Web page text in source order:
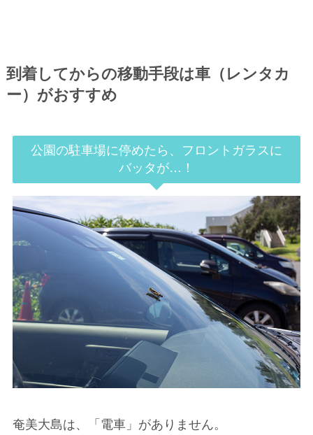
到着してからの移動手段は車（レンタカ
ー）がおすすめ
公園の駐車場に停めたら、フロントガラスに
バッタが…！
奄美大島は、「電車」がありません。